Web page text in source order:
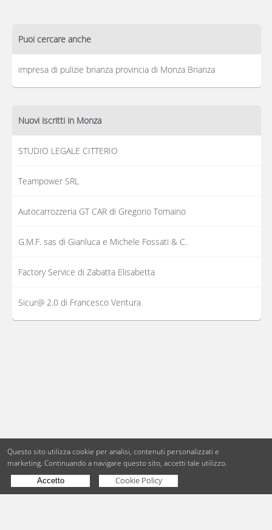
Puoi cercare anche
impresa di pulizie brianza provincia di Monza Brianza
Nuovi iscritti in Monza
STUDIO LEGALE CITTERIO
Teampower SRL
Autocarrozzeria GT CAR di Gregorio Tomaino
G.M.F. sas di Gianluca e Michele Fossati & C.
Factory Service di Zabatta Elisabetta
Sicur@ 2.0 di Francesco Ventura
Copyright © BdueB Srl PI 07755110967 Privacy Utilizzo dei cookie
Questo sito utilizza cookie per analisi, contenuti personalizzati e
marketing. Continuando a navigare questo sito, accetti tale utilizzo.
Accetto Cookie Policy